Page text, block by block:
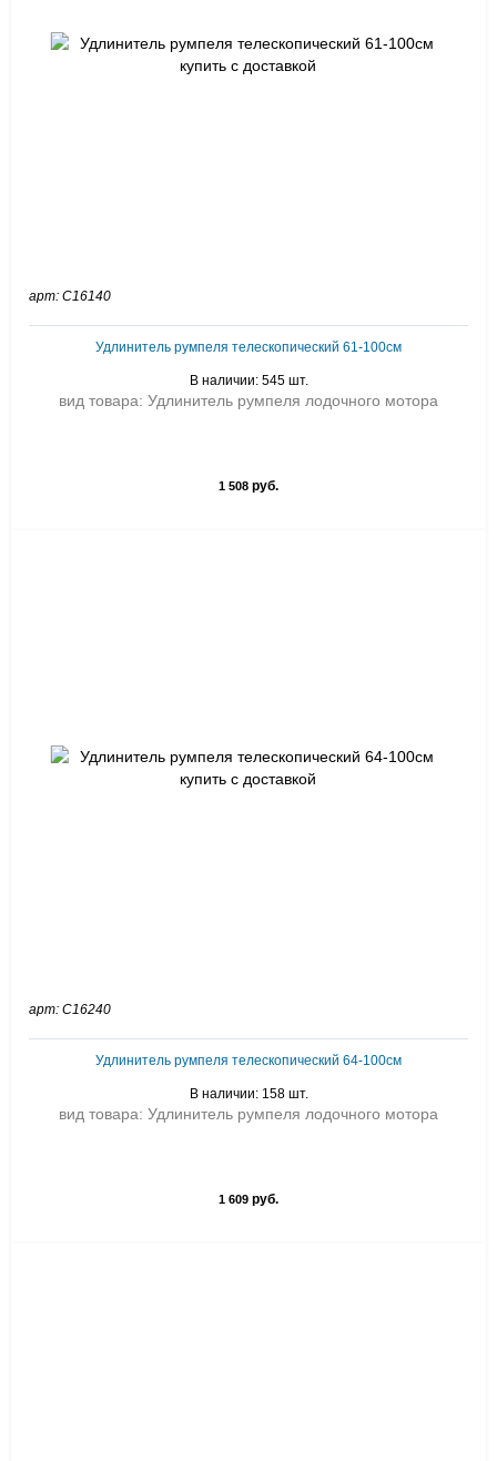
арт: C16140
Удлинитель румпеля телескопический 61-100см
В наличии: 545 шт.
вид товара: Удлинитель румпеля лодочного мотора
1 508 руб.
арт: C16240
Удлинитель румпеля телескопический 64-100см
В наличии: 158 шт.
вид товара: Удлинитель румпеля лодочного мотора
1 609 руб.